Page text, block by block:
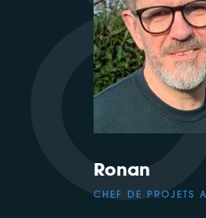
Ronan
CHEF DE PROJETS